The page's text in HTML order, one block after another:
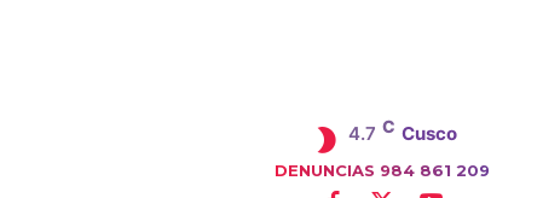
4.7 C Cusco
DENUNCIAS 984 861 209